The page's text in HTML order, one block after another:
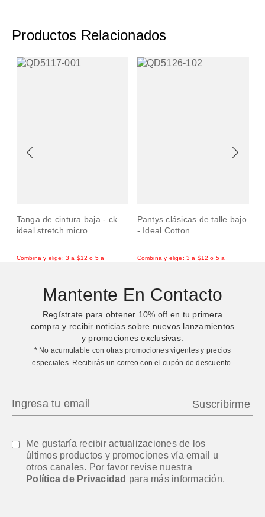
Productos Relacionados
Tanga de cintura baja - ck
ideal stretch micro
Pantys clásicas de talle bajo
- Ideal Cotton
Mantente En Contacto
Regístrate para obtener 10% off en tu primera
compra y recibir noticias sobre nuevos lanzamientos
y promociones exclusivas.
* No acumulable con otras promociones vigentes y precios
especiales. Recibirás un correo con el cupón de descuento.
Me gustaría recibir actualizaciones de los
últimos productos y promociones vía email u
otros canales. Por favor revise nuestra
Política de Privacidad para más información.